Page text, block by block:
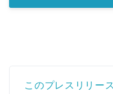
このプレスリリー